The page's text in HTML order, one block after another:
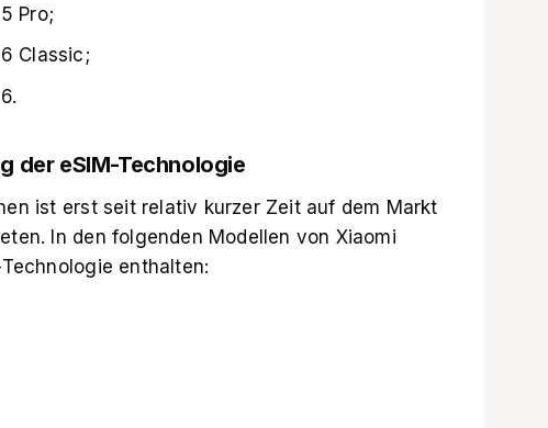
Pro;
Classic;
der eSIM-Technologie
ist erst seit relativ kurzer Zeit auf dem Markt
In den folgenden Modellen von Xiaomi
enthalten: